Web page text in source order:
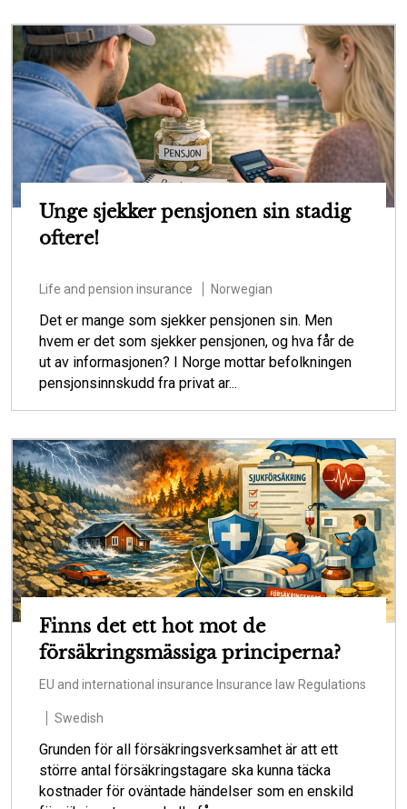
Unge sjekker pensjonen sin stadig
oftere!
Life and pension insurance Norwegian
Det er mange som sjekker pensjonen sin. Men
hvem er det som sjekker pensjonen, og hva får de
ut av informasjonen? I Norge mottar befolkningen
pensjonsinnskudd fra privat ar...
Finns det ett hot mot de
försäkringsmässiga principerna?
EU and international insurance Insurance law Regulations
Swedish
Grunden för all försäkringsverksamhet är att ett
större antal försäkringstagare ska kunna täcka
kostnader för oväntade händelser som en enskild